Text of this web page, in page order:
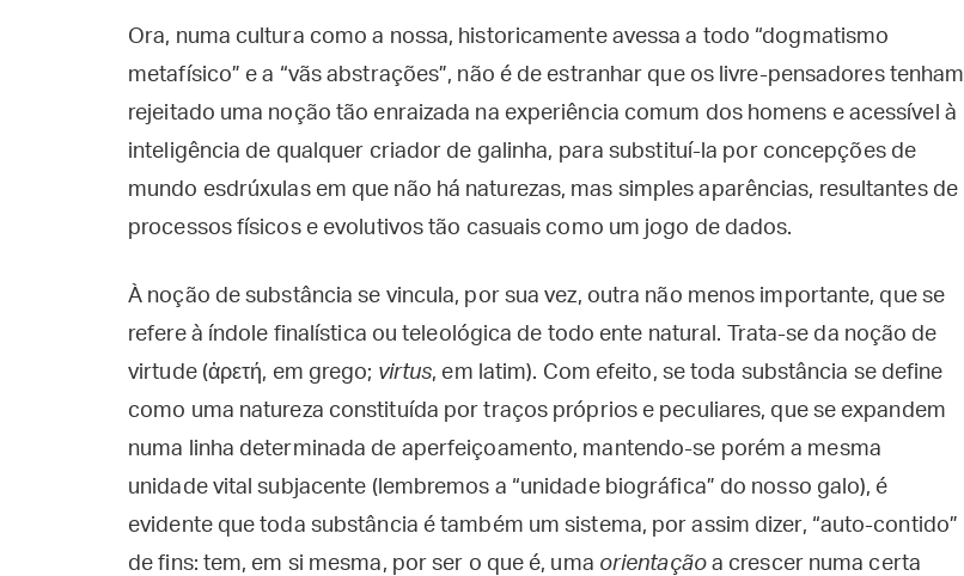
Ora, numa cultura como a nossa, historicamente avessa a todo “dogmatismo
metafísico” e a “vãs abstrações”, não é de estranhar que os livre-pensadores tenham
rejeitado uma noção tão enraizada na experiência comum dos homens e acessível à
inteligência de qualquer criador de galinha, para substituí-la por concepções de
mundo esdrúxulas em que não há naturezas, mas simples aparências, resultantes de
processos físicos e evolutivos tão casuais como um jogo de dados.
À noção de substância se vincula, por sua vez, outra não menos importante, que se
refere à índole finalística ou teleológica de todo ente natural. Trata-se da noção de
virtude (ἀρετή, em grego; virtus, em latim). Com efeito, se toda substância se define
como uma natureza constituída por traços próprios e peculiares, que se expandem
numa linha determinada de aperfeiçoamento, mantendo-se porém a mesma
unidade vital subjacente (lembremos a “unidade biográfica” do nosso galo), é
evidente que toda substância é também um sistema, por assim dizer, “auto-contido”
de fins: tem, em si mesma, por ser o que é, uma orientaçãoa crescer numa certa